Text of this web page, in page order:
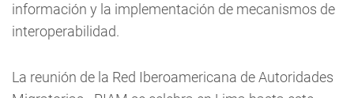
información y la implementación de mecanismos de
interoperabilidad.
La reunión de la Red Iberoamericana de Autoridades